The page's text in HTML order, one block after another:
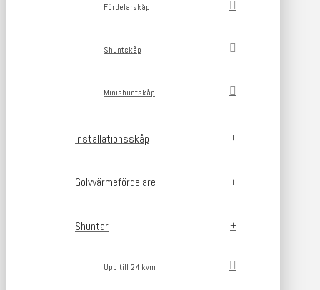
Fördelarskåp
Shuntskåp
Minishuntskåp
Installationsskåp
Golvvärmefördelare
Shuntar
Upp till 24 kvm